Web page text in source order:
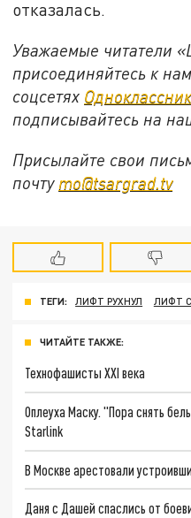
отказалась.
Уважаемые читатели
присоединяйтесь к
соцсетях
подписывайтесь на
Присылайте свои
почту mo@tsargrad.tv
ТЕГИ: ЛИФТ РУХНУЛ ЛИФТ
ЧИТАЙТЕ ТАКЖЕ:
Технофашисты XXI века
Оплеуха Маску. "Пора снять
Starlink
В Москве арестовали
Даня с Дашей спаслись от